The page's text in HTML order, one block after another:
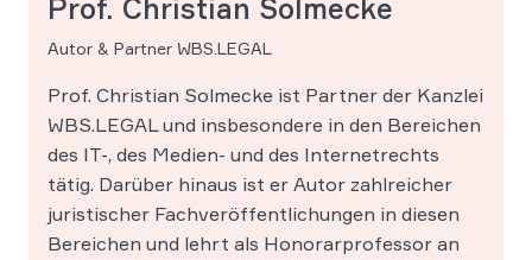
Prof. Christian Solmecke
Autor & Partner WBS.LEGAL
Prof. Christian Solmecke ist Partner der Kanzlei
WBS.LEGAL und insbesondere in den Bereichen
des IT-, des Medien- und des Internetrechts
tätig. Darüber hinaus ist er Autor zahlreicher
juristischer Fachveröffentlichungen in diesen
Bereichen und lehrt als Honorarprofessor an